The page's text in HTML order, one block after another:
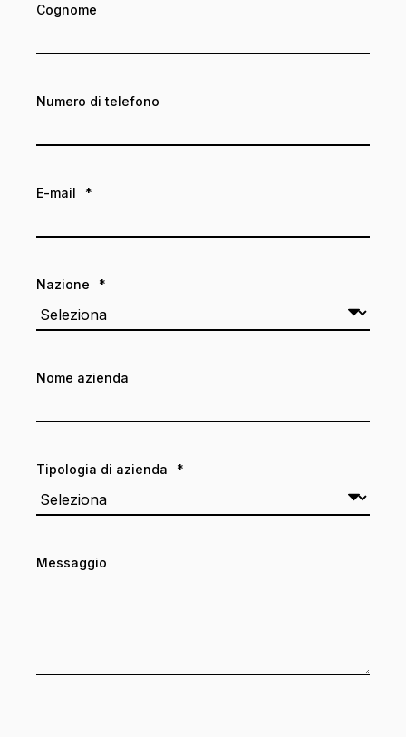
Cognome
Numero di telefono
E-mail *
Nazione *
Nome azienda
Tipologia di azienda *
Messaggio